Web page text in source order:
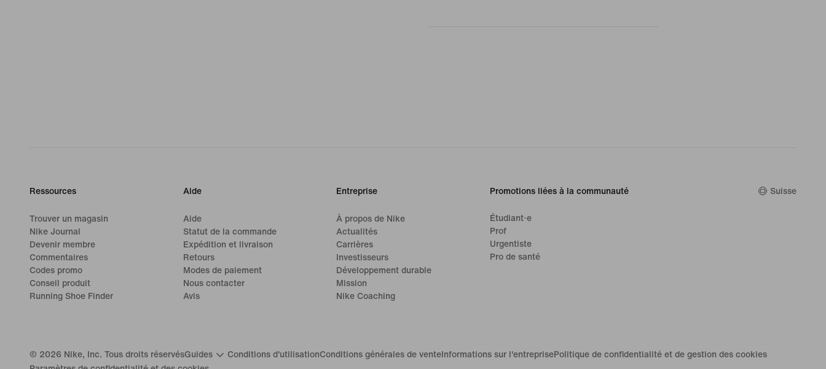
Ressources
Trouver un magasin
Nike Journal
Devenir membre
Commentaires
Codes promo
Conseil produit
Running Shoe Finder
Aide
Aide
Statut de la commande
Expédition et livraison
Retours
Modes de paiement
Nous contacter
Avis
Entreprise
À propos de Nike
Actualités
Carrières
Investisseurs
Développement durable
Mission
Nike Coaching
Promotions liées à la communauté
Étudiant·e
Prof
Urgentiste
Pro de santé
Suisse
© 2026 Nike, Inc. Tous droits réservésGuides Conditions d'utilisationConditions générales de vente Informations sur l'entreprisePolitique de confidentialité et de gestion des cookies